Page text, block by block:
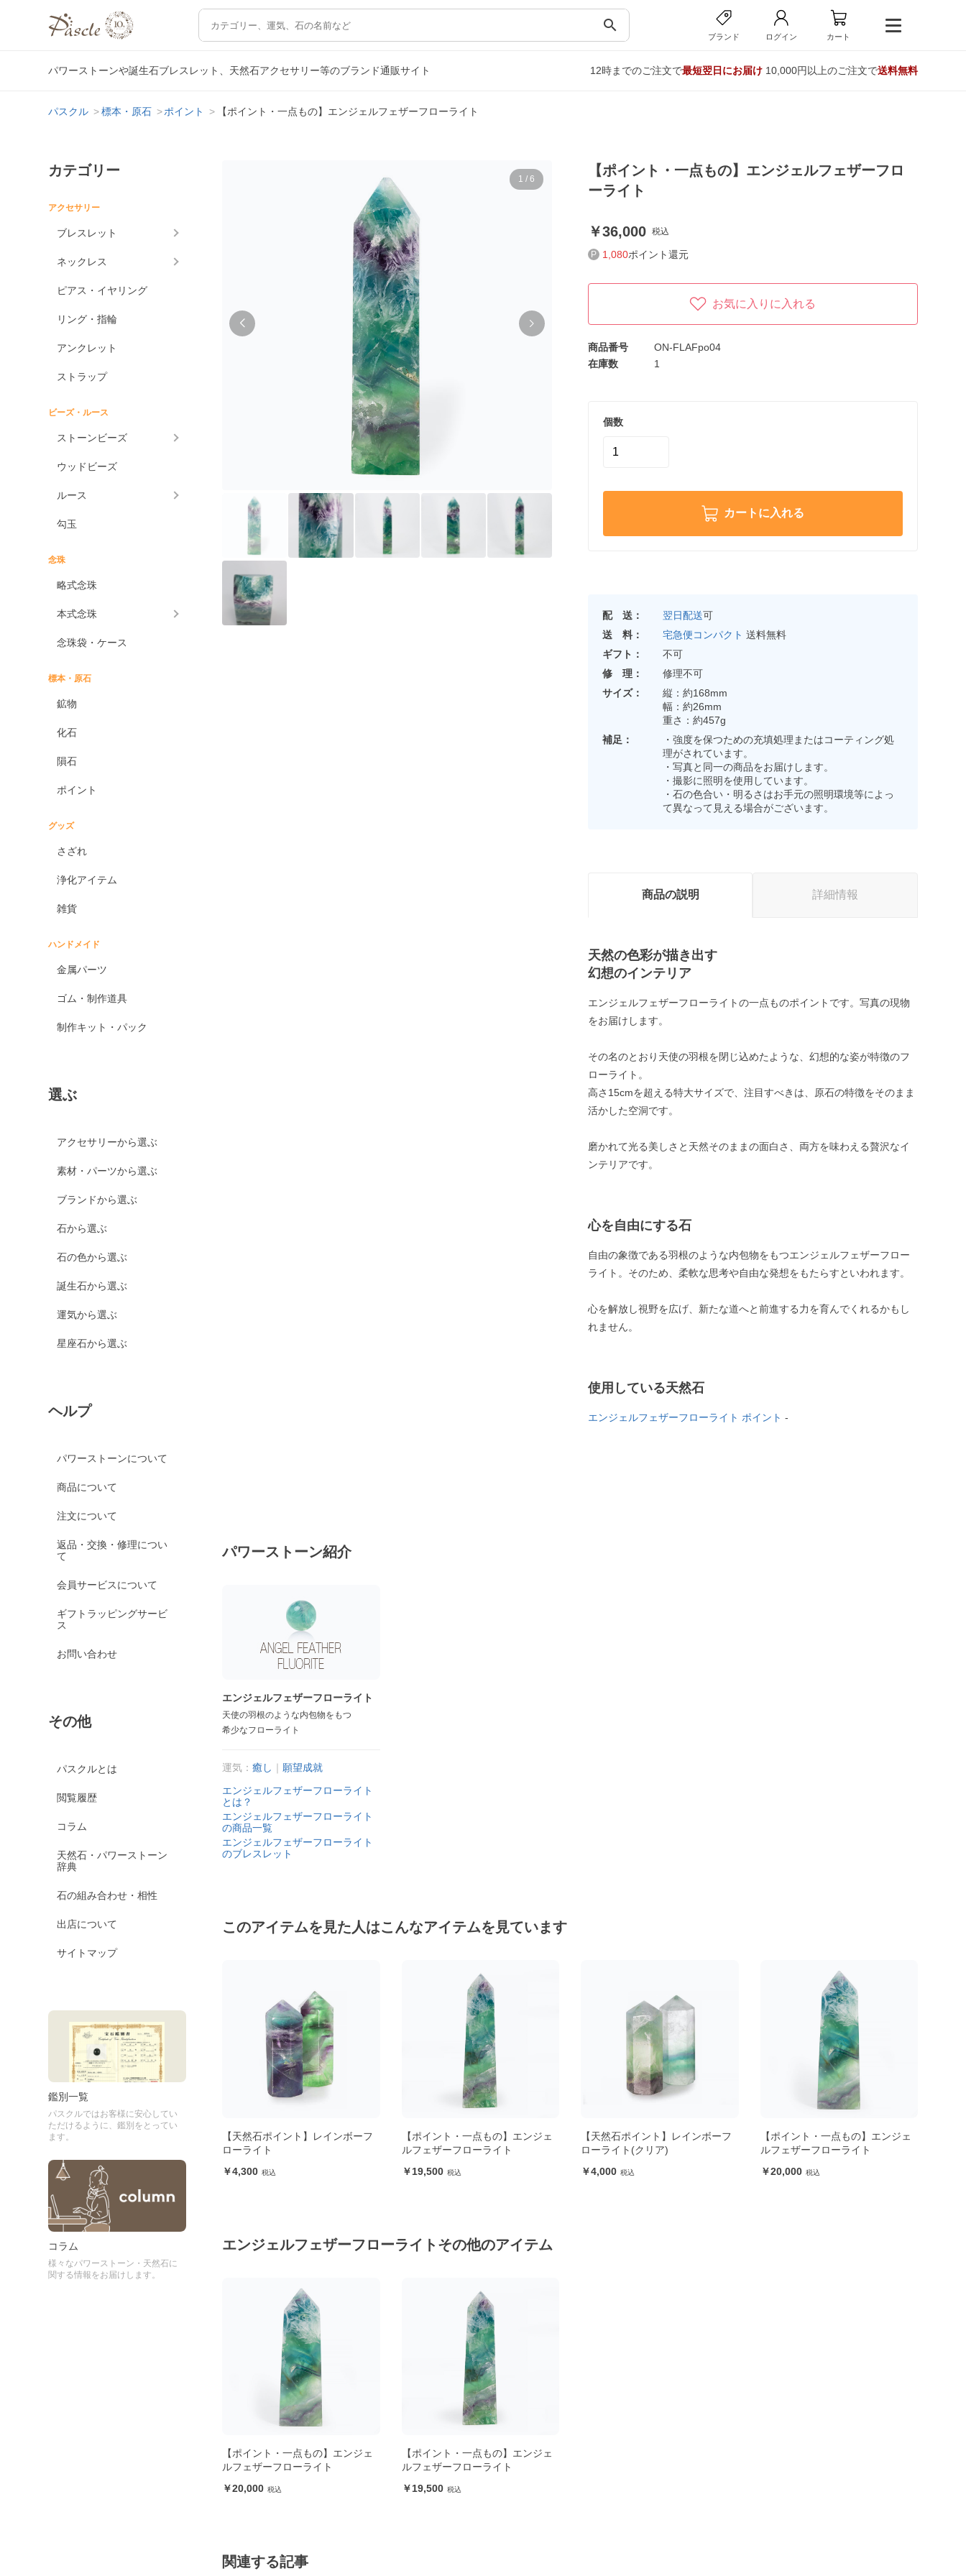
search
ブランド ログイン カート
パワーストーンや誕生石ブレスレット、天然石アクセサリー等のブランド通販サイト 12時までのご注文で最短翌日にお届け10,000円以上のご注文で送料無料
パスクル 標本・原石 ポイント 【ポイント・一点もの】エンジェルフェザーフローライト
カテゴリー
アクセサリー
ブレスレット
ネックレス
ピアス・イヤリング
リング・指輪
アンクレット
ストラップ
ビーズ・ルース
ストーンビーズ
ウッドビーズ
ルース
勾玉
念珠
略式念珠
本式念珠
念珠袋・ケース
標本・原石
鉱物
化石
隕石
ポイント
グッズ
さざれ
浄化アイテム
雑貨
ハンドメイド
金属パーツ
ゴム・制作道具
制作キット・パック
選ぶ
アクセサリーから選ぶ
素材・パーツから選ぶ
ブランドから選ぶ
石から選ぶ
石の色から選ぶ
誕生石から選ぶ
運気から選ぶ
星座石から選ぶ
ヘルプ
パワーストーンについて
商品について
注文について
返品・交換・修理につい
て
会員サービスについて
ギフトラッピングサービ
ス
お問い合わせ
その他
パスクルとは
閲覧履歴
コラム
天然石・パワーストーン
辞典
石の組み合わせ・相性
出店について
サイトマップ
鑑別一覧
パスクルではお客様に安心してい
ただけるように、鑑別をとってい
ます。
コラム
様々なパワーストーン・天然石に
関する情報をお届けします。
1 / 6
【ポイント・一点もの】エンジェルフェザーフロ
ーライト
36,000 税込
1,080ポイント還元
お気に入りに入れる
商品番号
ON-FLAFpo04
在庫数
1
個数
カートに入れる
配 送： 翌日配送可
送 料：
宅急便コンパクト 送料無料
ギフト：
不可
修 理：
修理不可
サイズ：
縦：約168mm
幅：約26mm
重さ：約457g
補足：
・強度を保つための充填処理またはコーティング処
理がされています。
・写真と同一の商品をお届けします。
・撮影に照明を使用しています。
・石の色合い・明るさはお手元の照明環境等によっ
て異なって見える場合がございます。
商品の説明 詳細情報
天然の色彩が描き出す
幻想のインテリア
エンジェルフェザーフローライトの一点ものポイントです。写真の現物
をお届けします。
その名のとおり天使の羽根を閉じ込めたような、幻想的な姿が特徴のフ
ローライト。
高さ15cmを超える特大サイズで、注目すべきは、原石の特徴をそのまま
活かした空洞です。
磨かれて光る美しさと天然そのままの面白さ、両方を味わえる贅沢なイ
ンテリアです。
心を自由にする石
自由の象徴である羽根のような内包物をもつエンジェルフェザーフロー
ライト。そのため、柔軟な思考や自由な発想をもたらすといわれます。
心を解放し視野を広げ、新たな道へと前進する力を育んでくれるかもし
れません。
使用している天然石
エンジェルフェザーフローライト ポイント -
パワーストーン紹介
エンジェルフェザーフローライト
天使の羽根のような内包物をもつ
希少なフローライト
運気：癒し
願望成就
エンジェルフェザーフローライト
とは？
エンジェルフェザーフローライト
の商品一覧
エンジェルフェザーフローライト
のブレスレット
このアイテムを見た人はこんなアイテムを見ています
【天然石ポイント】バンデッドク
4,900
【天然石ポイント】レインボーフ
ローライト
4,300
【ポイント・一点もの】エンジェ
ルフェザーフローライト
19,500
【天然石ポイント】レインボーフ
ローライト(クリア)
4,000
【ポイント・一点もの】エンジェ
ルフェザーフローライト
20,000
エンジェルフェザーフローライトその他のアイテム
【ポイント・一点もの】エンジェ
ルフェザーフローライト
20,000
【ポイント・一点もの】エンジェ
ルフェザーフローライト
19,500
関連する記事